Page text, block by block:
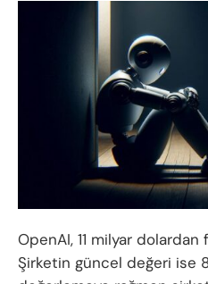
OpenAI, 11 milyar dolardan
Şirketin güncel değeri ise